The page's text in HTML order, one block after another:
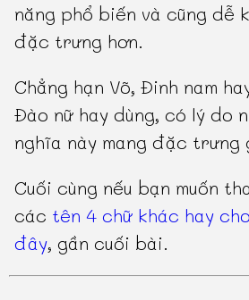
năng phổ biến và cũng dễ
đặc trưng hơn.
Chẳng hạn Võ, Đinh nam
Đào nữ hay dùng, có lý do
nghĩa này mang đặc trưng
Cuối cùng nếu bạn muốn
các tên 4 chữ khác hay
đây, gần cuối bài.